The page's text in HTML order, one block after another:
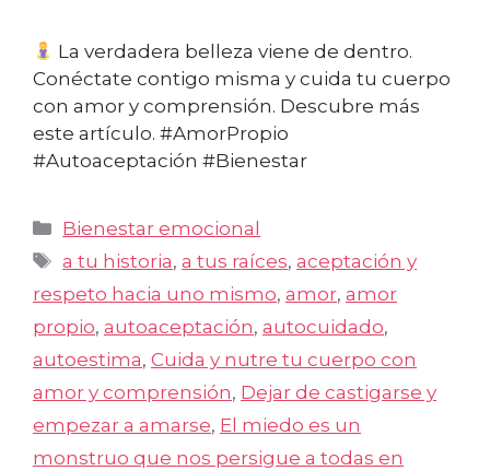
La verdadera belleza viene de dentro.
Conéctate contigo misma y cuida tu cuerpo
con amor y comprensión. Descubre más
este artículo. #AmorPropio
#Autoaceptación #Bienestar
Categorías
Bienestar emocional
Etiquetas
a tu historia,a tus raíces,aceptación y
respeto hacia uno mismo, amor, amor
propio, autoaceptación, autocuidado,
autoestima, Cuida y nutre tu cuerpo con
amor y comprensión, Dejar de castigarse y
empezar a amarse, El miedo es un
monstruo que nos persigue a todas en